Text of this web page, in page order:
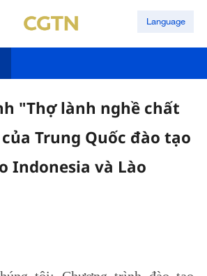
Language
"Thợ lành nghề chất
Trung Quốc đào tạo
Indonesia và Lào